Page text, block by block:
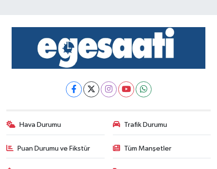
Hava Durumu Trafik Durumu
Puan Durumu ve Fikstür Tüm Manşetler